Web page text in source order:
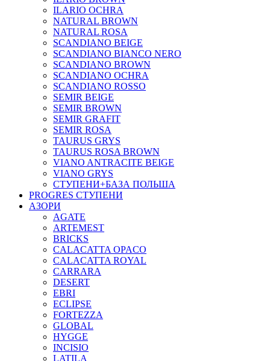
ILARIO OCHRA
NATURAL BROWN
NATURAL ROSA
SCANDIANO BEIGE
SCANDIANO BIANCO NERO
SCANDIANO BROWN
SCANDIANO OCHRA
SCANDIANO ROSSO
SEMIR BEIGE
SEMIR BROWN
SEMIR GRAFIT
SEMIR ROSA
TAURUS GRYS
TAURUS ROSA BROWN
VIANO ANTRACITE BEIGE
VIANO GRYS
СТУПЕНИ+БАЗА ПОЛЬША
PROGRES СТУПЕНИ
АЗОРИ
AGATE
ARTEMEST
BRICKS
CALACATTA OPACO
CALACATTA ROYAL
CARRARA
DESERT
EBRI
ECLIPSE
FORTEZZA
GLOBAL
HYGGE
INCISIO
LATILA